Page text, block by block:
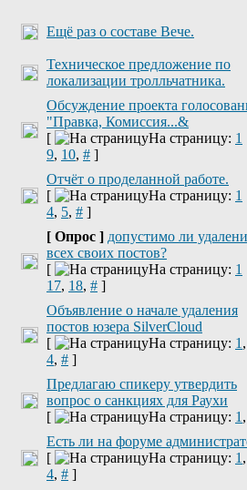
Ещё раз о составе Вече.
Техническое предложение по
локализации тролльчатника.
Обсуждение проекта
"Правка, Комиссия...&
[
На страницу: 1
9, 10, # ]
Отчёт о проделанной работе.
[
На страницу: 1
4, 5, # ]
[ Опрос ] допустимо ли
всех своих постов?
[
На страницу: 1
17, 18, # ]
Объявление о начале удаления
постов юзера SilverCloud
[
На страницу: 1 ,
4, # ]
Предлагаю спикеру утвердить
вопрос о санкциях для Раухи
[
На страницу: 1 ,
Есть ли на форуме
[
На страницу: 1 ,
4, # ]